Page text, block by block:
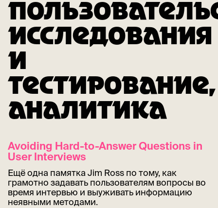
ИССЛЕДОВАНИЯ
И
ТЕСТИРОВАНИЕ,
АНАЛИТИКА
Avoiding Hard-to-Answer Questions in
User Interviews
Ещё одна памятка Jim Ross по тому, как
грамотно задавать пользователям вопросы во
время интервью и выуживать информацию
неявными методами.